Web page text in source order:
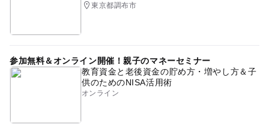
東京都調布市
参加無料＆オンライン開催！親子のマネーセミナー
教育資金と老後資金の貯め方・増やし方＆子
供のためのNISA活用術
オンライン